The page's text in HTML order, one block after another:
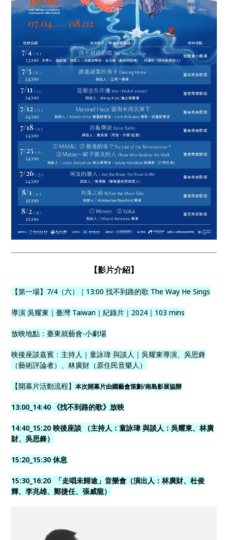
【影片介紹】
【第一場】7/4（六）｜13:00 找不到路的歌 The Way He Sings
導演 吳耀東｜臺灣 Taiwan｜紀錄片｜2024｜103 mins
放映地點：臺東就藝會-小劇場
映後座談嘉賓：主持人｜童詠瑋 與談人｜吳耀東導演、吳思鋒
（藝術評論者）、林廣財（原住民音樂人）
【開幕片活動流程】本次開幕片由國藝會策劃/南島影展協辦
13:00_14:40 《找不到路的歌》放映
14:40_15:20 映後座談 （主持人：童詠瑋 與談人：吳耀東、林廣
財、吳思鋒）
15:20_15:30 休息
15:30_16:20 「走唱未歸途」音樂會（演出人：林廣財、杜俊
輝、李兆雄、鄭捷任、張威龍）